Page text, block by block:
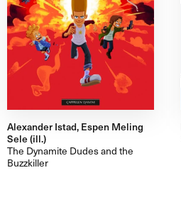
Alexander Istad, Espen Meling
Sele (ill.)
The Dynamite Dudes and the
Buzzkiller